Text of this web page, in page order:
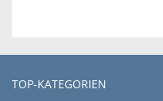
TOP-KATEGORIEN